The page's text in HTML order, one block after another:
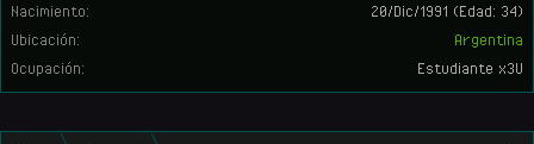
Nacimiento: 20/Dic/1991 (Edad: 34)
Ubicación:
Argentina
Ocupación:
Estudiante x3U